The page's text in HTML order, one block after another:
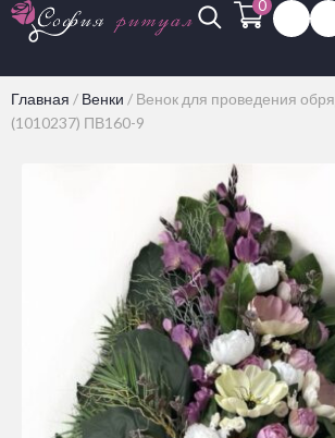
0
Главная / Венки / Венок для проведения
(1010237) ПВ160-9